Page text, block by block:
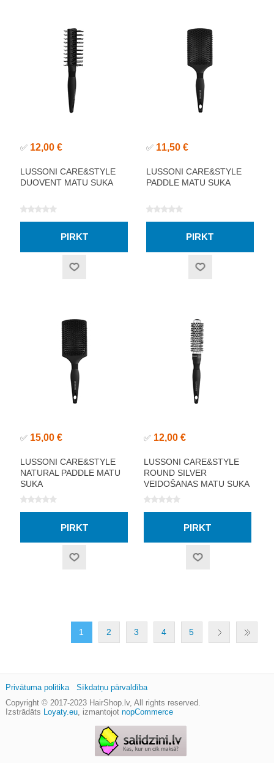
✅ 12,00 €
LUSSONI CARE&STYLE
DUOVENT MATU SUKA
✅ 11,50 €
LUSSONI CARE&STYLE
PADDLE MATU SUKA
✅ 15,00 €
LUSSONI CARE&STYLE
NATURAL PADDLE MATU
SUKA
✅ 12,00 €
LUSSONI CARE&STYLE
ROUND SILVER
VEIDOŠANAS MATU SUKA
25MM
1 2 3 4 5
Copyright © 2017-2023 HairShop.lv, All rights reserved.
Izstrādāts Loyaty.eu, izmantojot nopCommerce
Privātuma politika Sīkdatņu pārvaldība